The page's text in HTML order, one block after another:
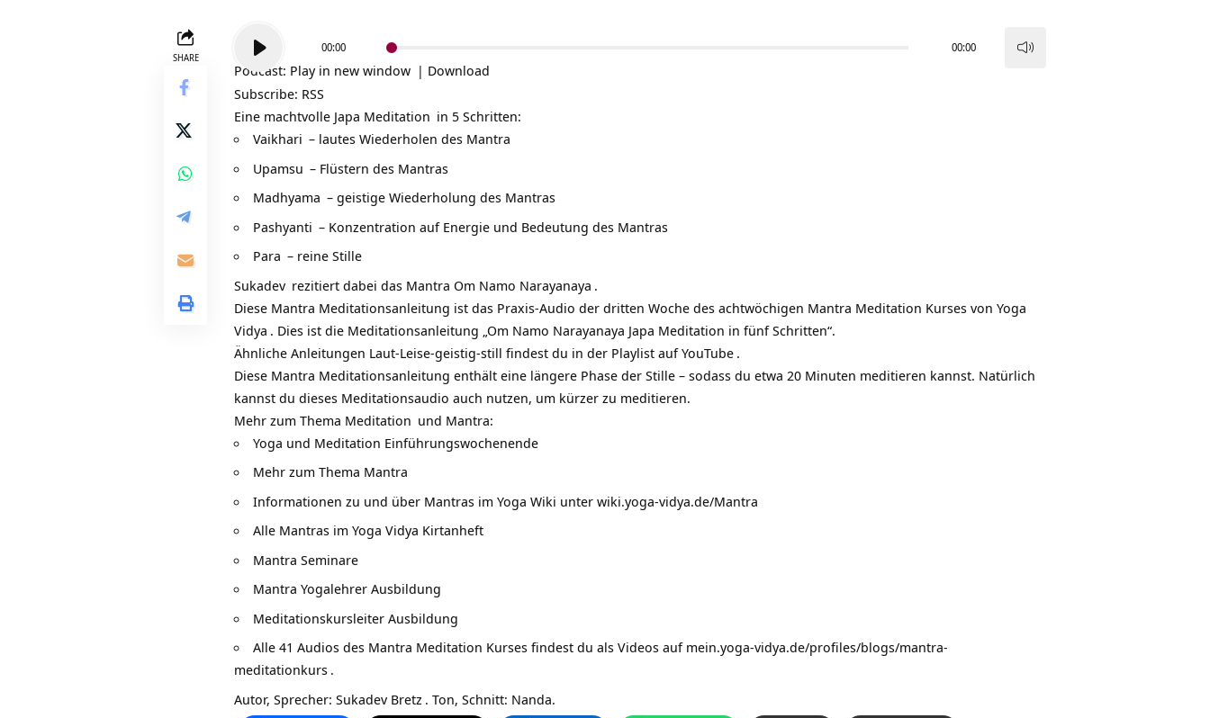
SHARE
Player
00:00 00:00
Podcast: Play in new window | Download
Subscribe: RSS
Eine machtvolle Japa Meditation in 5 Schritten:
Vaikhari – lautes Wiederholen des Mantra
Upamsu – Flüstern des Mantras
Madhyama – geistige Wiederholung des Mantras
Pashyanti – Konzentration auf Energie und Bedeutung des Mantras
Para – reine Stille
Sukadev rezitiert dabei das Mantra Om Namo Narayanaya .
Diese Mantra Meditationsanleitung ist das Praxis-Audio der dritten Woche des achtwöchigen Mantra Meditation Kurses von Yoga
Vidya . Dies ist die Meditationsanleitung „Om Namo Narayanaya Japa Meditation in fünf Schritten“.
Ähnliche Anleitungen Laut-Leise-geistig-still findest du in der Playlist auf YouTube .
Diese Mantra Meditationsanleitung enthält eine längere Phase der Stille – sodass du etwa 20 Minuten meditieren kannst. Natürlich
kannst du dieses Meditationsaudio auch nutzen, um kürzer zu meditieren.
Mehr zum Thema Meditation und Mantra:
Yoga und Meditation Einführungswochenende
Mehr zum Thema Mantra
Informationen zu und über Mantras im Yoga Wiki unter wiki.yoga-vidya.de/Mantra
Alle Mantras im Yoga Vidya Kirtanheft
Mantra Seminare
Mantra Yogalehrer Ausbildung
Meditationskursleiter Ausbildung
Alle 41 Audios des Mantra Meditation Kurses findest du als Videos auf mein.yoga-vidya.de/profiles/blogs/mantra-
meditationkurs .
Autor, Sprecher: Sukadev Bretz . Ton, Schnitt: Nanda.